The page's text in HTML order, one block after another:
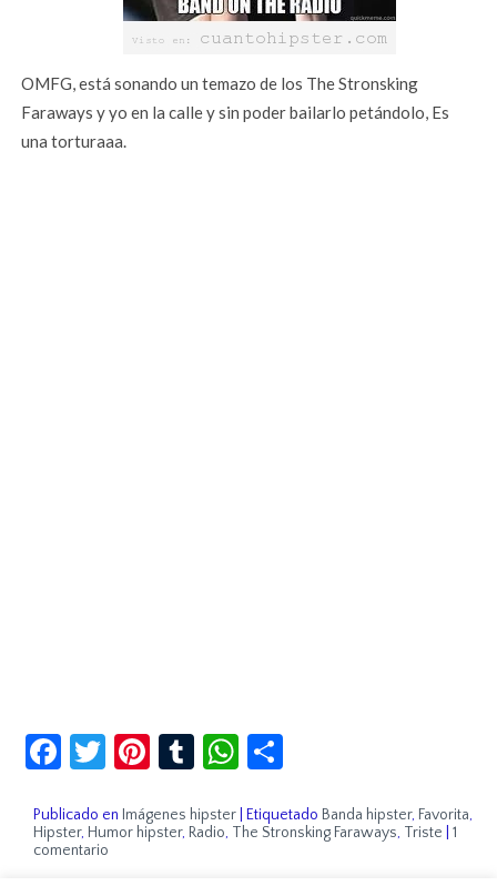
OMFG, está sonando un temazo de los The Stronsking
Faraways y yo en la calle y sin poder bailarlo petándolo, Es
una torturaaa.
Facebook
Twitter
Pinterest
TumblrWhatsApp
Publicado en Imágenes hipster |Etiquetado Banda hipster, Favorita,
Hipster, Humor hipster, Radio, The Stronsking Faraways, Triste |1
comentario